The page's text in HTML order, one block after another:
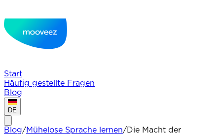
Start
Häufig gestellte Fragen
Blog
DE
Blog/Mühelose Sprache lernen/ Die Macht der